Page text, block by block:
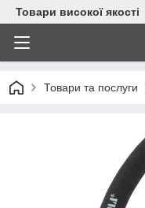
Товари високої якості
Товари та послуги